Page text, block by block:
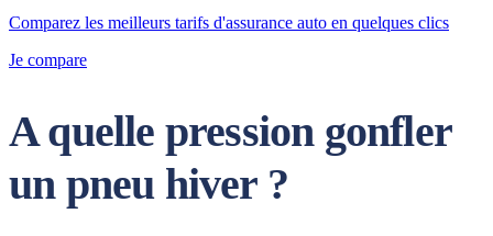
Comparez les meilleurs tarifs d'assurance auto en quelques clics
Je compare
A quelle pression gonfler
un pneu hiver ?